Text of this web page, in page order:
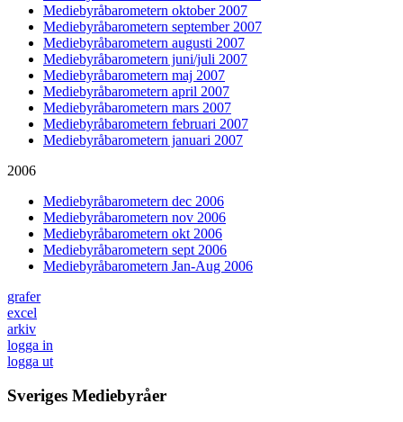
Mediebyråbarometern oktober 2007
Mediebyråbarometern september 2007
Mediebyråbarometern augusti 2007
Mediebyråbarometern juni/juli 2007
Mediebyråbarometern maj 2007
Mediebyråbarometern april 2007
Mediebyråbarometern mars 2007
Mediebyråbarometern februari 2007
Mediebyråbarometern januari 2007
2006
Mediebyråbarometern dec 2006
Mediebyråbarometern nov 2006
Mediebyråbarometern okt 2006
Mediebyråbarometern sept 2006
Mediebyråbarometern Jan-Aug 2006
grafer
excel
arkiv
logga in
logga ut
Sveriges Mediebyråer